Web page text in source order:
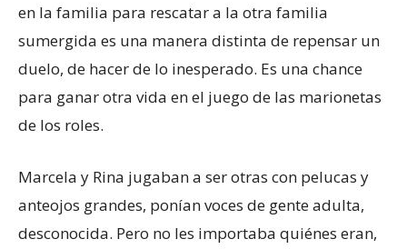
en la familia para rescatar a la otra familia
sumergida es una manera distinta de repensar un
duelo, de hacer de lo inesperado. Es una chance
para ganar otra vida en el juego de las marionetas
de los roles.
Marcela y Rina jugaban a ser otras con pelucas y
anteojos grandes, ponían voces de gente adulta,
desconocida. Pero no les importaba quiénes eran,